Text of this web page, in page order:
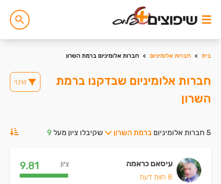
בית > חברות אלומיניום > חברות אלומיניום ברמת השרון
חברות אלומיניום שבדקנו ברמת
השרון
שינוי
5 חברות אלומיניום ברמת השרון שקיבלו ציון מעל 9
עיסאם כראמה
8 חוות דעת
ציון: 9.81